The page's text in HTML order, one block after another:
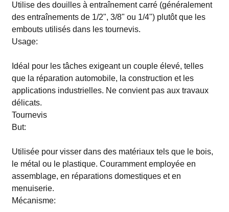
Utilise des douilles à entraînement carré (généralement
des entraînements de 1/2", 3/8" ou 1/4") plutôt que les
embouts utilisés dans les tournevis.
Usage:
Idéal pour les tâches exigeant un couple élevé, telles
que la réparation automobile, la construction et les
applications industrielles. Ne convient pas aux travaux
délicats.
Tournevis
But:
Utilisée pour visser dans des matériaux tels que le bois,
le métal ou le plastique. Couramment employée en
assemblage, en réparations domestiques et en
menuiserie.
Mécanisme: